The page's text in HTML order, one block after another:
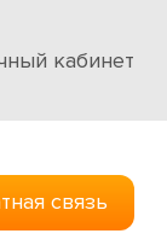
кабинет
связь